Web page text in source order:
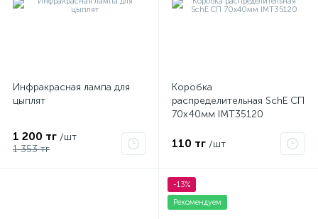
Инфракрасная лампа для
цыплят
1 200 тг /шт
1 353 тг
Коробка
распределительная SchE СП
70х40мм IMT35120
110 тг /шт
-13%
Рекомендуем